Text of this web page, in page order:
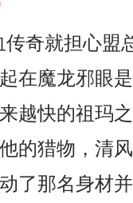
奇就担心盟
在魔龙邪眼
越快的祖玛
的猎物，清
了那名身材